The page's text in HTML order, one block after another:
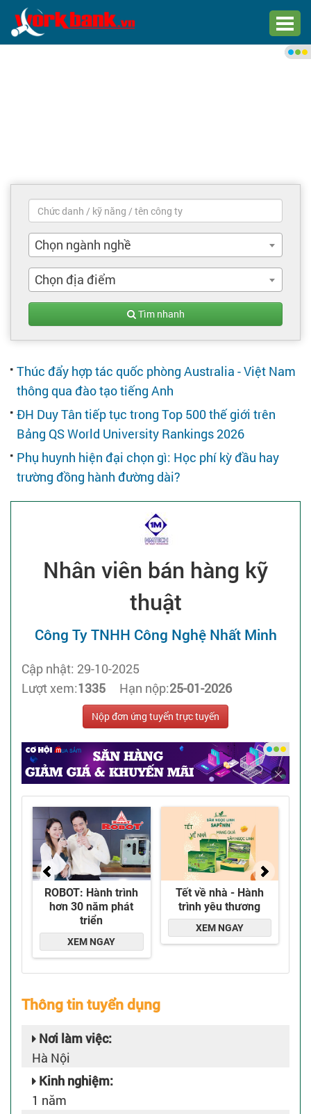
Trang chủ
Việc làm mới nhất
Tìm việc làm
Nhà tuyển dụng
Chọn ngành nghề
Chọn địa điểm
Tìm nhanh
Thúc đẩy hợp tác quốc phòng Australia - Việt Nam
thông qua đào tạo tiếng Anh
ĐH Duy Tân tiếp tục trong Top 500 thế giới trên
Bảng QS World University Rankings 2026
Phụ huynh hiện đại chọn gì: Học phí kỳ đầu hay
trường đồng hành đường dài?
Nhân viên bán hàng kỹ
thuật
Công Ty TNHH Công Nghệ Nhất Minh
Cập nhật: 29-10-2025
Lượt xem:1335 Hạn nộp:25-01-2026
Nộp đơn ứng tuyển trực tuyến
Thông tin tuyển dụng
Nơi làm việc:
Hà Nội
Kinh nghiệm:
1 năm